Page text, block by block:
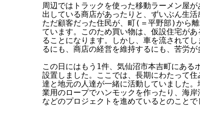
周辺ではトラックを使った移動ラーメン屋
出している商店があったりと、ずいぶん生活
ただ顧客だった住民が、町(＝平野部)から
ています。このため買い物は、仮設住宅が
ることになります。しかし、車を流されて
るにも、商店の経営を維持するにも、苦労が
この日にはもう1件、気仙沼市本吉町にある
設置しました。ここでは、長期にわたって
達と地元の人達が一緒に活動していました
業用のロープでハンモックを作ったり、海
などのプロジェクトを進めているとのことで